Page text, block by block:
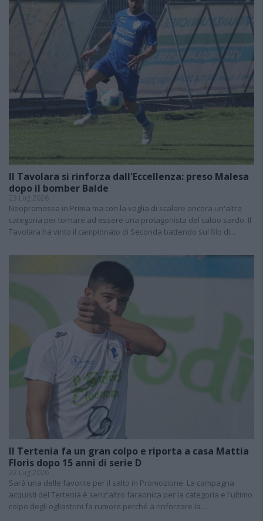
Il Tavolara si rinforza dall'Eccellenza: preso Malesa
dopo il bomber Balde
23 Lug 2026
Neopromossa in Prima ma con la voglia di scalare ancora un'altra
categoria per tornare ad essere una protagonista del calcio sardo. Il
Tavolara ha vinto il campionato di Seconda battendo sul filo di…
Il Tertenia fa un gran colpo e riporta a casa Mattia
Floris dopo 15 anni di serie D
22 Lug 2026
Sarà una delle favorite per il salto in Promozione. La campagna
acquisti del Tertenia è senz'altro faraonica per la categoria e l'ultimo
colpo degli ogliastrini fa rumore perché a rinforzare la…